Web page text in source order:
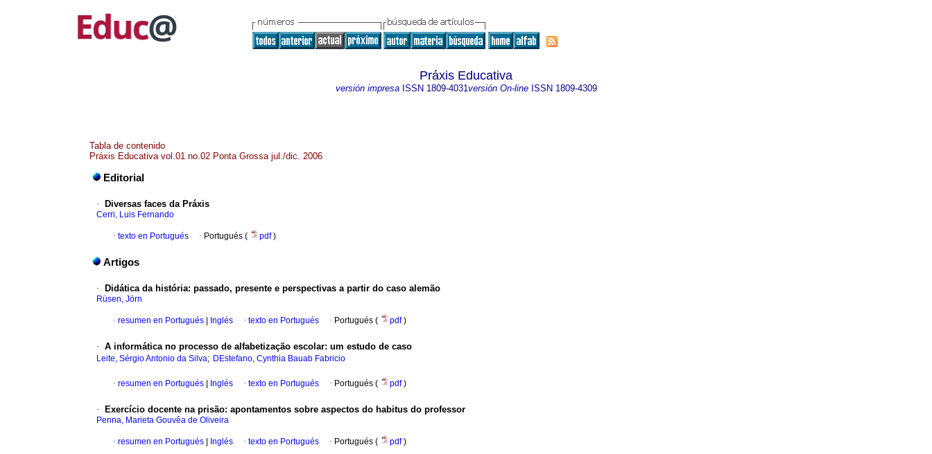
Práxis Educativa
versión impresaISSN 1809-4031versión On-lineISSN 1809-4309
Tabla de contenido
Práxis Educativa vol.01 no.02 Ponta Grossa jul./dic. 2006
Editorial
· Diversas faces da Práxis
Cerri, Luis Fernando
· texto en Portugués · Portugués ( pdf)
Artigos
· Didática da história: passado, presente e perspectivas a partir do caso alemão
Rüsen, Jörn
· resumen en Portugués Inglés · texto en Portugués · Portugués ( pdf)
· A informática no processo de alfabetização escolar: um estudo de caso
Leite, Sérgio Antonio da Silva; DEstefano, Cynthia Bauab Fabricio
· resumen en Portugués Inglés · texto en Portugués · Portugués ( pdf)
· Exercício docente na prisão: apontamentos sobre aspectos do habitus do professor
Penna, Marieta Gouvêa de Oliveira
· resumen en Portugués Inglés · texto en Portugués · Portugués ( pdf)